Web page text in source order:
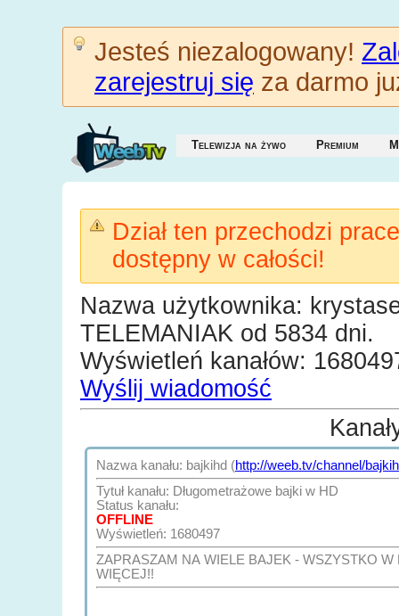
Jesteś niezalogowany!
zarejestruj się za darmo
Telewizja na żywo Premium
Dział ten przechodzi
dostępny w całości!
Nazwa użytkownika:
TELEMANIAK od 5834 dni.
Wyświetleń kanałów:
Wyślij wiadomość
Nazwa kanału: bajkihd (http://weeb.tv/channel/
Tytuł kanału: Długometrażowe bajki w HD
Status kanału:
OFFLINE
Wyświetleń: 1680497
ZAPRASZAM NA WIELE BAJEK - WSZYSTKO
WIĘCEJ!!